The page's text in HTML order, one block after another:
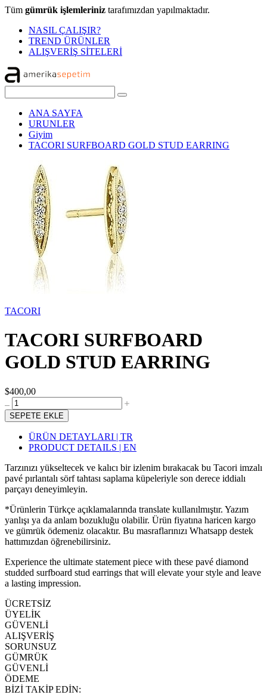
Tüm gümrük işlemleriniz tarafımızdan yapılmaktadır.
NASIL ÇALIŞIR?
TREND ÜRÜNLER
ALIŞVERİŞ SİTELERİ
ANA SAYFA
URUNLER
Giyim
TACORI SURFBOARD GOLD STUD EARRING
TACORI
TACORI SURFBOARD
GOLD STUD EARRING
$400,00
SEPETE EKLE
ÜRÜN DETAYLARI | TR
PRODUCT DETAILS | EN
Tarzınızı yükseltecek ve kalıcı bir izlenim bırakacak bu Tacori imzalı
pavé pırlantalı sörf tahtası saplama küpeleriyle son derece iddialı
parçayı deneyimleyin.
*Ürünlerin Türkçe açıklamalarında translate kullanılmıştır. Yazım
yanlışı ya da anlam bozukluğu olabilir. Ürün fiyatına haricen kargo
ve gümrük ödemeniz olacaktır. Bu masraflarınızı Whatsapp destek
hattımızdan öğrenebilirsiniz.
Experience the ultimate statement piece with these pavé diamond
studded surfboard stud earrings that will elevate your style and leave
a lasting impression.
ÜCRETSİZ
ÜYELİK
GÜVENLİ
ALIŞVERİŞ
SORUNSUZ
GÜMRÜK
GÜVENLİ
ÖDEME
BİZİ TAKİP EDİN: